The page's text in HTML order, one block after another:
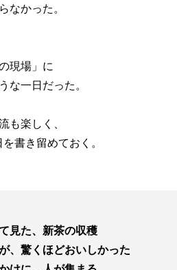
なかった。
現場」に
な一日だった。
も楽しく、
書き留めておく。
見た、新茶の収穫
、驚くほどおいしかった